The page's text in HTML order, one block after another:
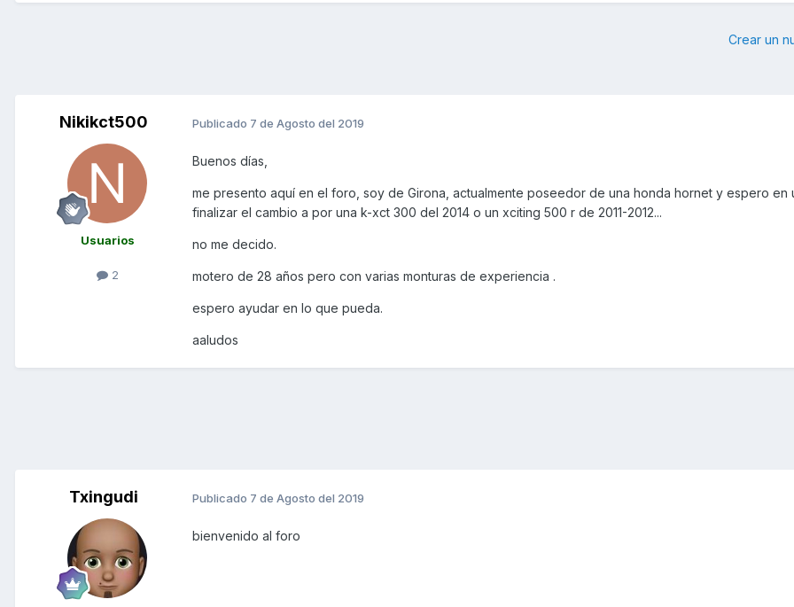
Crear un
Nikikct500
Usuarios
2
Publicado 7 de Agosto del 2019
Buenos días,
me presento aquí en el foro, soy de Girona, actualmente poseedor de una honda hornet y espero en
finalizar el cambio a por una k-xct 300 del 2014 o un xciting 500 r de 2011-2012...
no me decido.
motero de 28 años pero con varias monturas de experiencia .
espero ayudar en lo que pueda.
aaludos
Txingudi Publicado 7 de Agosto del 2019
bienvenido al foro